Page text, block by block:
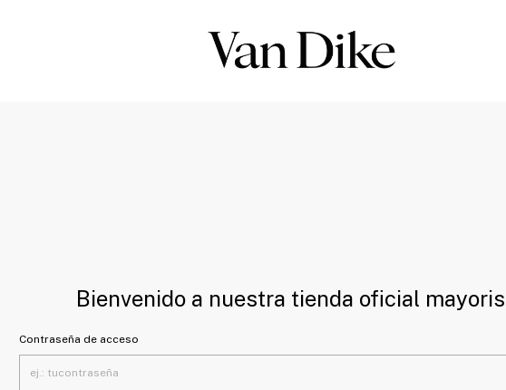
Bienvenido a nuestra tienda oficial
Contraseña de acceso